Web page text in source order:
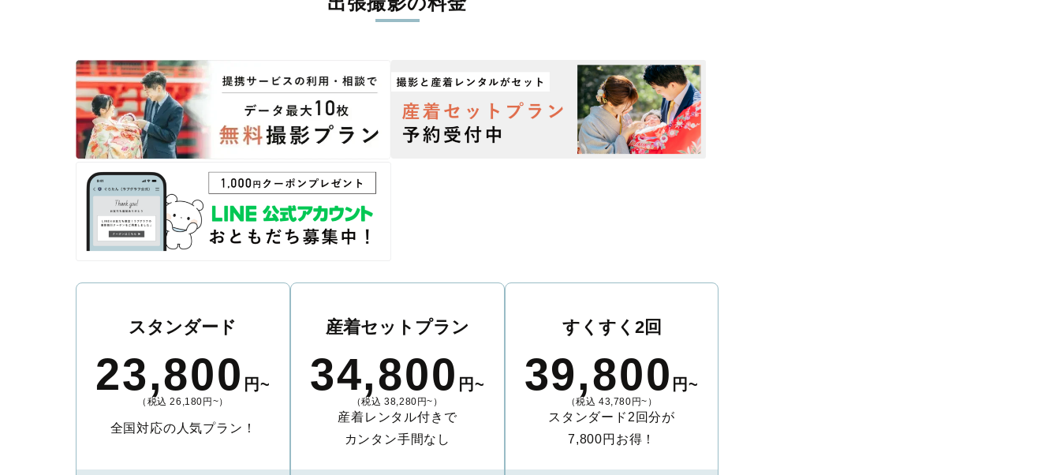
撮影後は、独自の編集技術で写真の明るさや色合いを丁寧に調整。自然な雰囲気を残しつつも、おしゃれで洗練された仕上がり
スタンダード
23,800 円~
（税込 26,180円~）
全国対応の人気プラン！
産着セットプラン
34,800 円~
（税込 38,280円~）
産着レンタル付きで
カンタン手間なし
すくすく2回
39,800 円~
（税込 43,780円~）
スタンダード2回分が
7,800円お得！